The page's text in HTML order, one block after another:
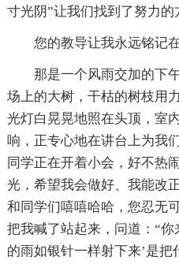
寸光阴”让我们找到了努力的
您的教导让我永远铭
那是一个风雨交加的下
场上的大树，干枯的树枝用
光灯白晃晃地照在头顶，室
响，正专心地在讲台上为我
同学正在开着小会，好不热
光，希望我会做好、我能改
和同学们嘻嘻哈哈，您忍无
把我喊了站起来，问道：“
的雨如银针一样射下来’是